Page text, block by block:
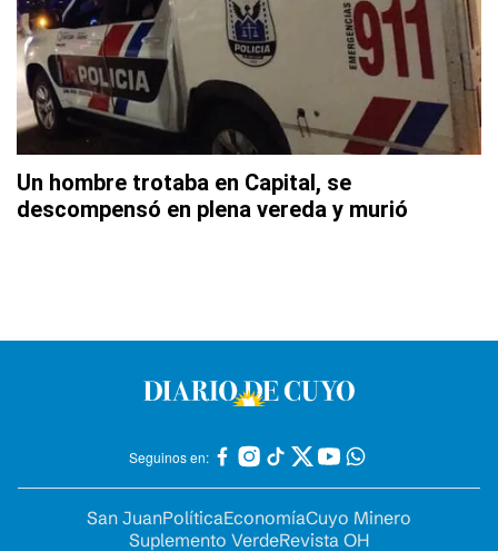
Un hombre trotaba en Capital, se
descompensó en plena vereda y murió
Seguinos en:
San JuanPolíticaEconomíaCuyo Minero
Suplemento VerdeRevista OH